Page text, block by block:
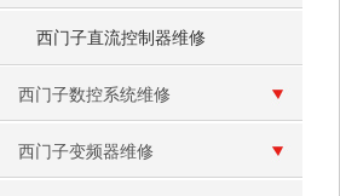
西门子直流控制器维修
西门子数控系统维修
西门子变频器维修